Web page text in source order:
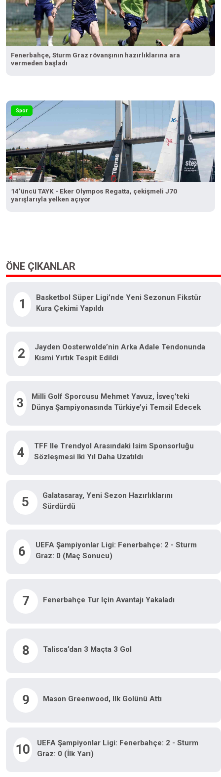
Fenerbahçe, Sturm Graz rövanşının hazırlıklarına ara
vermeden başladı
Spor
14’üncü TAYK - Eker Olympos Regatta, çekişmeli J70
yarışlarıyla yelken açıyor
ÖNE ÇIKANLAR
1
Basketbol Süper Ligi’nde Yeni Sezonun Fikstür
Kura Çekimi Yapıldı
2
Jayden Oosterwolde’nin Arka Adale Tendonunda
Kısmi Yırtık Tespit Edildi
3
Milli Golf Sporcusu Mehmet Yavuz, İsveç’teki
Dünya Şampiyonasında Türkiye’yi Temsil Edecek
4
TFF Ile Trendyol Arasındaki Isim Sponsorluğu
Sözleşmesi Iki Yıl Daha Uzatıldı
5
Galatasaray, Yeni Sezon Hazırlıklarını
Sürdürdü
6
UEFA Şampiyonlar Ligi: Fenerbahçe: 2 - Sturm
Graz: 0 (Maç Sonucu)
7 Fenerbahçe Tur Için Avantajı Yakaladı
8 Talisca’dan 3 Maçta 3 Gol
9 Mason Greenwood, Ilk Golünü Attı
10
UEFA Şampiyonlar Ligi: Fenerbahçe: 2 - Sturm
Graz: 0 (İlk Yarı)